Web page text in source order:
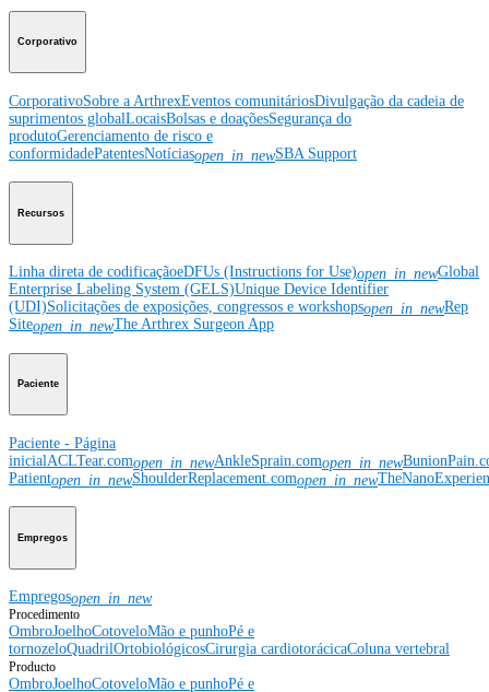
Corporativo
CorporativoSobre a ArthrexEventos comunitáriosDivulgação da cadeia de
suprimentos globalLocaisBolsas e doaçõesSegurança do
produtoGerenciamento de risco e
conformidadePatentesNotíciasopen_in_newSBA Support
Recursos
Linha direta de codificaçãoeDFUs (Instructions for Use)open_in_newGlobal
Enterprise Labeling System (GELS)Unique Device Identifier
(UDI)Solicitações de exposições, congressos e workshopsopen_in_newRep
Siteopen_in_newThe Arthrex Surgeon App
Paciente
Paciente - Página
inicialACLTear.comopen_in_newAnkleSprain.comopen_in_new
Patientopen_in_newShoulderReplacement.comopen_in_new
Empregos
Empregosopen_in_new
Procedimento
OmbroJoelhoCotoveloMão e punhoPé e
tornozeloQuadrilOrtobiológicosCirurgia cardiotorácicaColuna vertebral
Producto
OmbroJoelhoCotoveloMão e punhoPé e